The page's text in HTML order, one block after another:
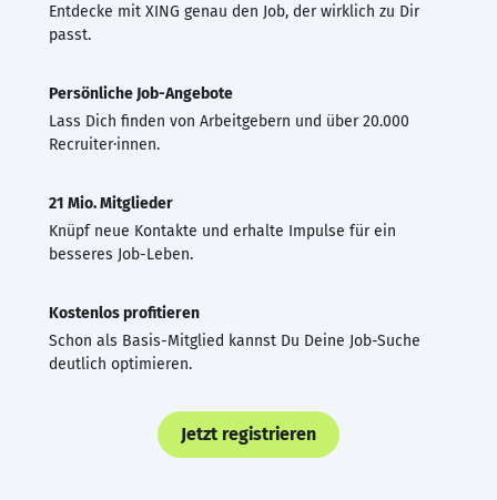
Entdecke mit XING genau den Job, der wirklich zu Dir
passt.
Persönliche Job-Angebote
Lass Dich finden von Arbeitgebern und über 20.000
Recruiter·innen.
21 Mio. Mitglieder
Knüpf neue Kontakte und erhalte Impulse für ein
besseres Job-Leben.
Kostenlos profitieren
Schon als Basis-Mitglied kannst Du Deine Job-Suche
deutlich optimieren.
Jetzt registrieren